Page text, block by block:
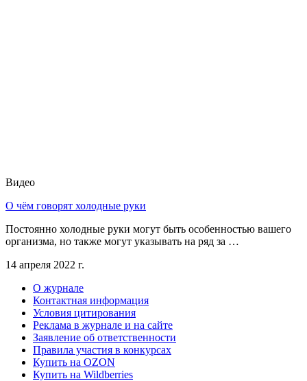
Видео
О чём говорят холодные руки
Постоянно холодные руки могут быть особенностью вашего
организма, но также могут указывать на ряд за …
14 апреля 2022 г.
О журнале
Контактная информация
Условия цитирования
Реклама в журнале и на сайте
Заявление об ответственности
Правила участия в конкурсах
Купить на OZON
Купить на Wildberries